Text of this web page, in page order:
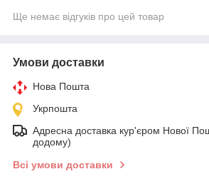
Ще немає відгуків про цей товар
Умови доставки
Нова Пошта
Укрпошта
Адресна доставка кур'єром Нової
додому)
Всі умови доставки